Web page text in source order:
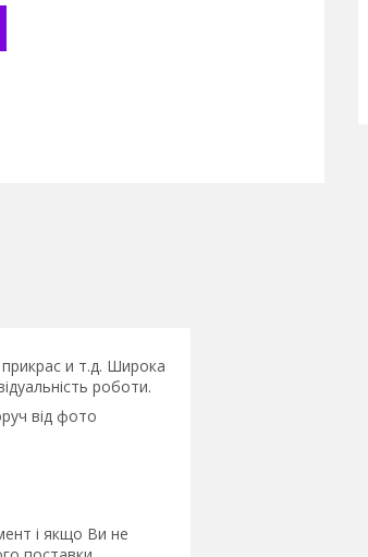
прикрас и т.д. Широка
роботи.
від фото
і якщо Ви не